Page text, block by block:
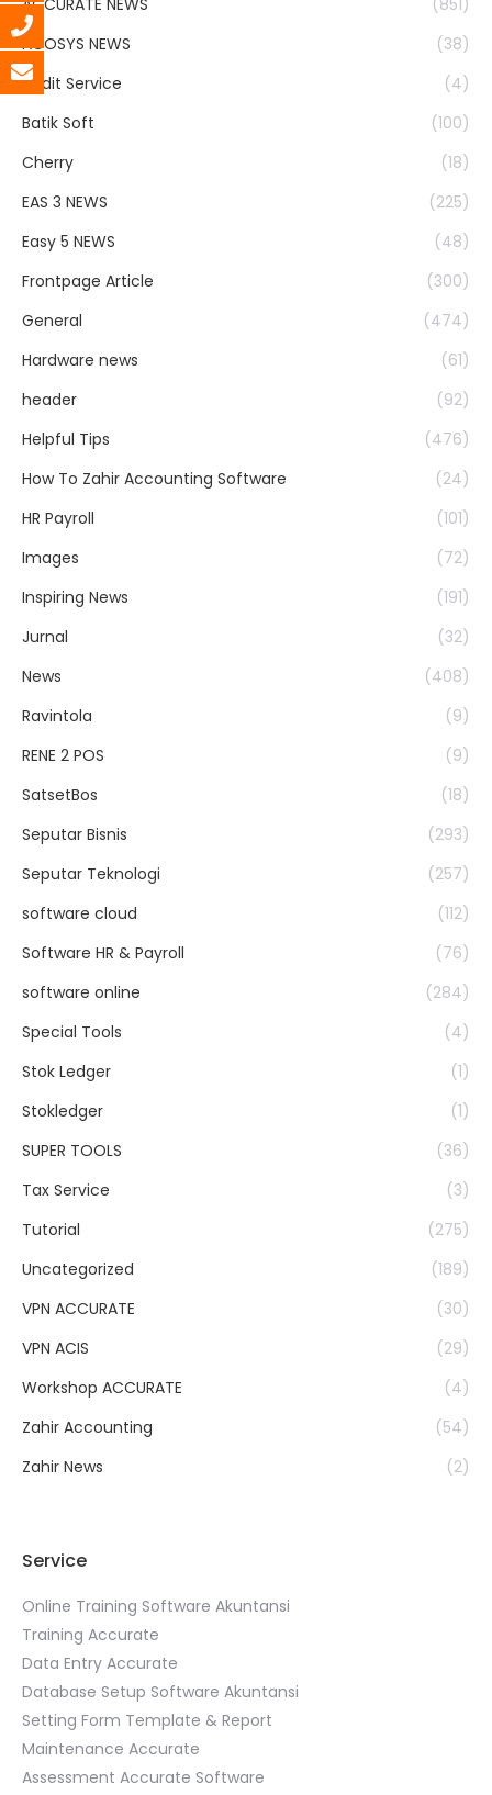
ACCURATE NEWS
(851)
ACOSYS NEWS
(38)
Audit Service
(4)
Batik Soft
(100)
Cherry
(18)
EAS 3 NEWS
(225)
Easy 5 NEWS
(48)
Frontpage Article
(300)
General
(474)
Hardware news
(61)
header
(92)
Helpful Tips
(476)
How To Zahir Accounting Software
(24)
HR Payroll
(101)
Images
(72)
Inspiring News
(191)
Jurnal
(32)
News
(408)
Ravintola
(9)
RENE 2 POS
(9)
SatsetBos
(18)
Seputar Bisnis
(293)
Seputar Teknologi
(257)
software cloud
(112)
Software HR & Payroll
(76)
software online
(284)
Special Tools
(4)
Stok Ledger
(1)
Stokledger
(1)
SUPER TOOLS
(36)
Tax Service
(3)
Tutorial
(275)
Uncategorized
(189)
VPN ACCURATE
(30)
VPN ACIS
(29)
Workshop ACCURATE
(4)
Zahir Accounting
(54)
Zahir News
(2)
Service
Online Training Software Akuntansi
Training Accurate
Data Entry Accurate
Database Setup Software Akuntansi
Setting Form Template & Report
Maintenance Accurate
Assessment Accurate Software